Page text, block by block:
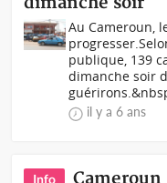
Au Cameroun,
publique, 139
dimanche soir
il y a 6 ans
Info